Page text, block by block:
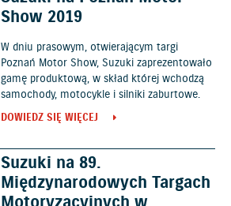
Show 2019
W dniu prasowym, otwierającym targi
Poznań Motor Show, Suzuki zaprezentowało
gamę produktową, w skład której wchodzą
samochody, motocykle i silniki zaburtowe.
DOWIEDZ SIĘ WIĘCEJ
Suzuki na 89.
Międzynarodowych Targach